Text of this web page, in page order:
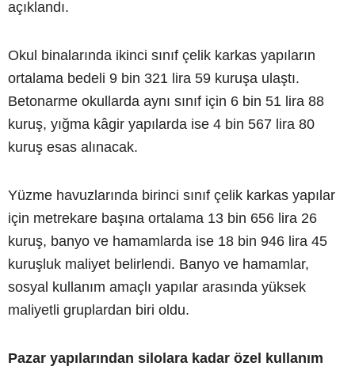
açıklandı.
Okul binalarında ikinci sınıf çelik karkas yapıların
ortalama bedeli 9 bin 321 lira 59 kuruşa ulaştı.
Betonarme okullarda aynı sınıf için 6 bin 51 lira 88
kuruş, yığma kâgir yapılarda ise 4 bin 567 lira 80
kuruş esas alınacak.
Yüzme havuzlarında birinci sınıf çelik karkas yapılar
için metrekare başına ortalama 13 bin 656 lira 26
kuruş, banyo ve hamamlarda ise 18 bin 946 lira 45
kuruşluk maliyet belirlendi. Banyo ve hamamlar,
sosyal kullanım amaçlı yapılar arasında yüksek
maliyetli gruplardan biri oldu.
Pazar yapılarından silolara kadar özel kullanım